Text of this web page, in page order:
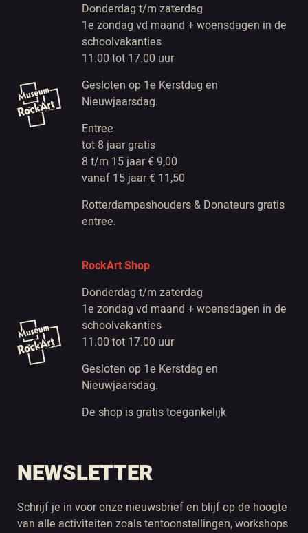
Donderdag t/m zaterdag
1e zondag vd maand + woensdagen in de
schoolvakanties
11.00 tot 17.00 uur
Gesloten op 1e Kerstdag en
Nieuwjaarsdag.
Entree
tot 8 jaar gratis
8 t/m 15 jaar € 9,00
vanaf 15 jaar € 11,50
Rotterdampashouders & Donateurs gratis
entree.
RockArt Shop
Donderdag t/m zaterdag
1e zondag vd maand + woensdagen in de
schoolvakanties
11.00 tot 17.00 uur
Gesloten op 1e Kerstdag en
Nieuwjaarsdag.
De shop is gratis toegankelijk
NEWSLETTER
Schrijf je in voor onze nieuwsbrief en blijf op de hoogte
van alle activiteiten zoals tentoonstellingen, workshops